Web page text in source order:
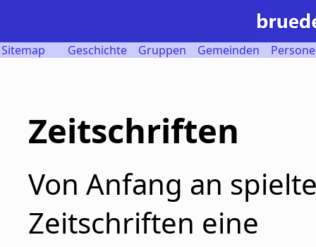
Sitemap Geschichte Gruppen Gemeinden
Zeitschriften
Von Anfang an
Zeitschriften eine